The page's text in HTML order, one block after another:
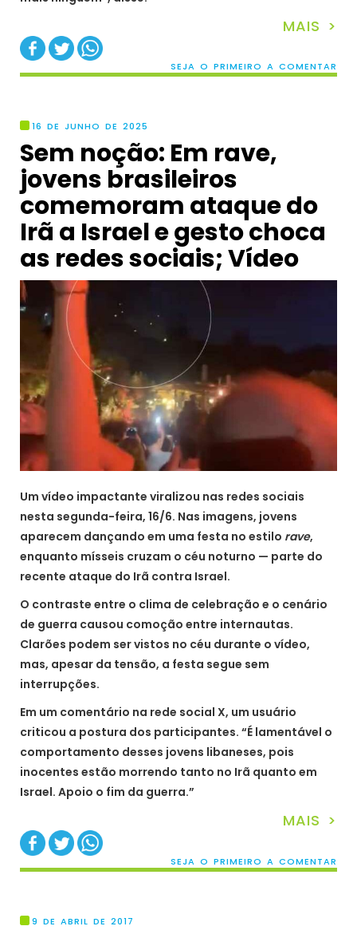
MAIS >
SEJA O PRIMEIRO A COMENTAR
16 DE JUNHO DE 2025
Sem noção: Em rave,
jovens brasileiros
comemoram ataque do
Irã a Israel e gesto choca
as redes sociais; Vídeo
Um vídeo impactante viralizou nas redes sociais
nesta segunda-feira, 16/6. Nas imagens, jovens
aparecem dançando em uma festa no estilo rave,
enquanto mísseis cruzam o céu noturno — parte do
recente ataque do Irã contra Israel.
O contraste entre o clima de celebração e o cenário
de guerra causou comoção entre internautas.
Clarões podem ser vistos no céu durante o vídeo,
mas, apesar da tensão, a festa segue sem
interrupções.
Em um comentário na rede social X, um usuário
criticou a postura dos participantes. “É lamentável o
comportamento desses jovens libaneses, pois
inocentes estão morrendo tanto no Irã quanto em
Israel. Apoio o fim da guerra.”
MAIS >
SEJA O PRIMEIRO A COMENTAR
9 DE ABRIL DE 2017